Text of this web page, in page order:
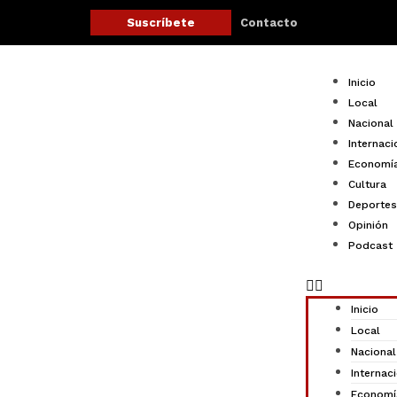
contenido
Suscríbete Contacto
Inicio
Local
Nacional
Cultura
Deportes
Opinión
Podcast
Menu
Inicio
Local
Nacional